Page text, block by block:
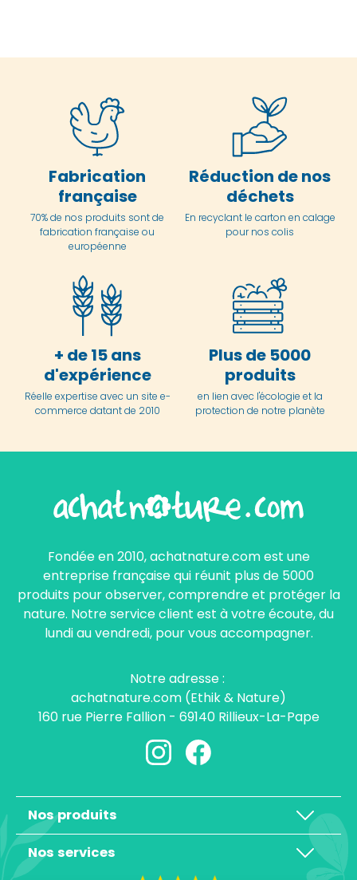
Fabrication
française
70% de nos produits sont de
fabrication française ou
européenne
Réduction de nos
déchets
En recyclant le carton en calage
pour nos colis
+ de 15 ans
d'expérience
Réelle expertise avec un site e-
commerce datant de 2010
Plus de 5000
produits
en lien avec l'écologie et la
protection de notre planète
Fondée en 2010, achatnature.com est une
entreprise française qui réunit plus de 5000
produits pour observer, comprendre et protéger la
nature. Notre service client est à votre écoute, du
lundi au vendredi, pour vous accompagner.
Notre adresse :
achatnature.com (Ethik & Nature)
160 rue Pierre Fallion - 69140 Rillieux-La-Pape
Nos produits
Nos services